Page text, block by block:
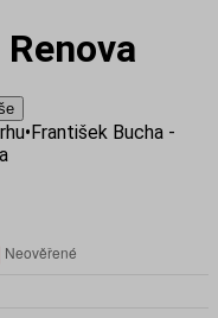
•František Bucha -